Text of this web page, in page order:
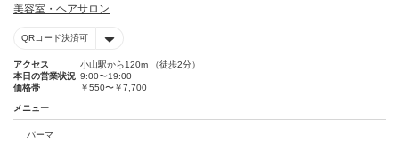
美容室・ヘアサロン
QRコード決済可
アクセス
小山駅から120m （徒歩2分）
本日の営業状況 9:00〜19:00
価格帯
￥550〜￥7,700
メニュー
パーマ